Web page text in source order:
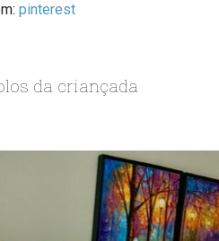
pinterest
da criançada